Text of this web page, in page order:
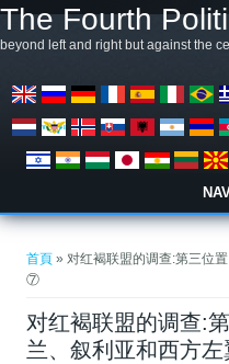
The Fourth
beyond left and right but against the
首頁 » 对红褐联盟的调查:第三位
⑦
对红褐联盟的调查:
兰、叙利亚和西方